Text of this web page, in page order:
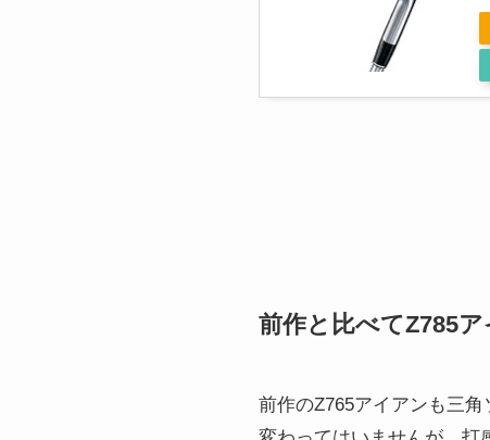
前作と比べてZ785
前作のZ765アイアンも三